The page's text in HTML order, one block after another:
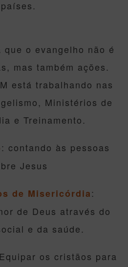
países.
que o evangelho não é
mas também ações.
está trabalhando nas
Ministérios de
e Treinamento.
: contando às pessoas
Jesus
de Misericórdia:
de Deus através do
e da saúde.
os cristãos para